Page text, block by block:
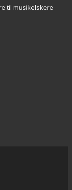
til musikelskere